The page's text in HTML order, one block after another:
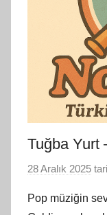
Tuğba Yurt
28 Aralık 2025
Pop müziğin